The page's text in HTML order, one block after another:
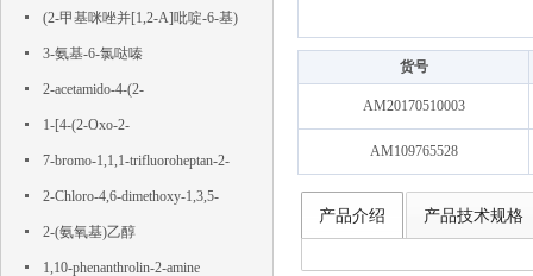
Hydroxyphenyl)phloroacetophenone
(2-甲基咪唑并[1,2-A]吡啶-6-基)
硼酸3-氨基-6-氯哒嗪
2-acetamido-4-(2-
hydroxyethylsulfonyl)benzoic acid
1-[4-(2-Oxo-2-
phenylacetyl)phenyl]-2-phenylethane-
1,2-dione
7-bromo-1,1,1-trifluoroheptan-2-
one2-Chloro-4,6-dimethoxy-1,3,5-
triazine2-(氨氧基)乙醇
1,10-phenanthrolin-2-amine
货号
AM20170510003
AM109765528
产品介绍 产品技术规格